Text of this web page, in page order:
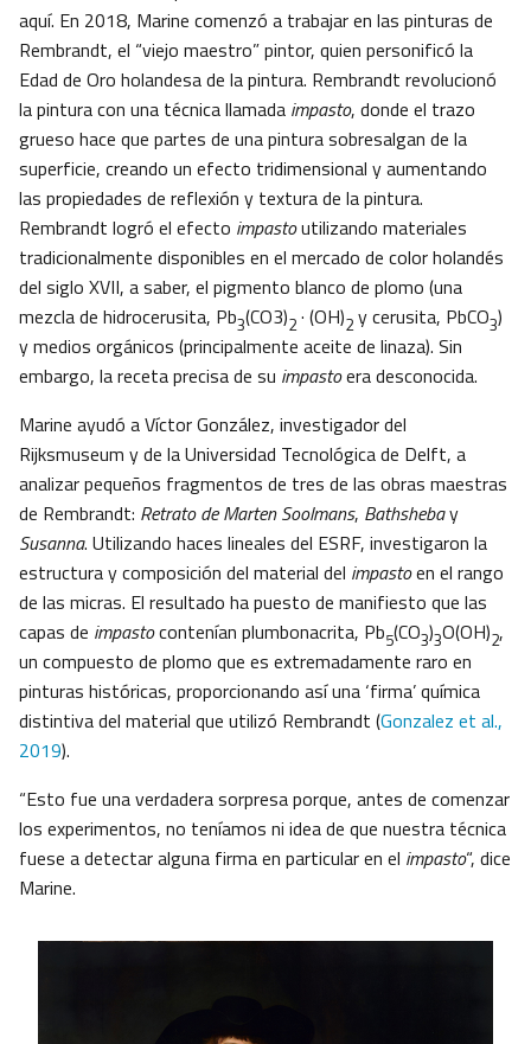
aquí. En 2018, Marine comenzó a trabajar en las pinturas de
Rembrandt, el “viejo maestro” pintor, quien personificó la
Edad de Oro holandesa de la pintura. Rembrandt revolucionó
la pintura con una técnica llamada impasto, donde el trazo
grueso hace que partes de una pintura sobresalgan de la
superficie, creando un efecto tridimensional y aumentando
las propiedades de reflexión y textura de la pintura.
Rembrandt logró el efecto impastoutilizando materiales
tradicionalmente disponibles en el mercado de color holandés
del siglo XVII, a saber, el pigmento blanco de plomo (una
mezcla de hidrocerusita, Pb3(CO3)2 · (OH)2 y cerusita, PbCO3)
y medios orgánicos (principalmente aceite de linaza). Sin
embargo, la receta precisa de su impastoera desconocida.
Marine ayudó a Víctor González, investigador del
Rijksmuseum y de la Universidad Tecnológica de Delft, a
analizar pequeños fragmentos de tres de las obras maestras
de Rembrandt: Retrato de Marten Soolmans, Bathshebay
Susanna. Utilizando haces lineales del ESRF, investigaron la
estructura y composición del material del impastoen el rango
de las micras. El resultado ha puesto de manifiesto que las
capas de impastocontenían plumbonacrita, Pb5(CO3)3O(OH)2,
un compuesto de plomo que es extremadamente raro en
pinturas históricas, proporcionando así una ‘firma’ química
distintiva del material que utilizó Rembrandt (Gonzalez et al.,
2019).
“Esto fue una verdadera sorpresa porque, antes de comenzar
los experimentos, no teníamos ni idea de que nuestra técnica
fuese a detectar alguna firma en particular en el impasto“, dice
Marine.